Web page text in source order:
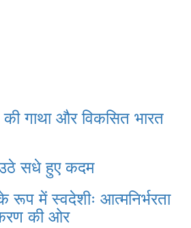
की गाथा और विकसित भारत
सधे हुए कदम
रूप में स्वदेशीः आत्मनिर्भरता
की ओर